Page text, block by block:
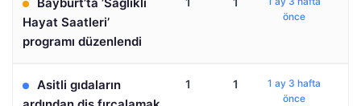
Hayat Saatleri’
programı düzenlendi
önce
Asitli gıdaların
1 1
1 ay 3 hafta
önce